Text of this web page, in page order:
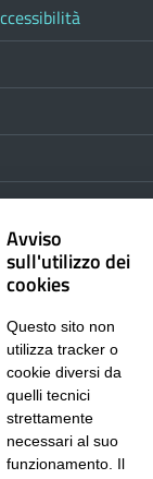
di
WebmailFacebook
Youtube
Avviso
sull'utilizzo dei
cookies
Questo sito non
utilizza tracker o
cookie diversi da
quelli tecnici
strettamente
necessari al suo
funzionamento. Il